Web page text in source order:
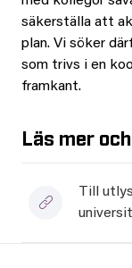
säkerställa att
plan. Vi söker
som trivs i en
framkant.
Läs mer
Till